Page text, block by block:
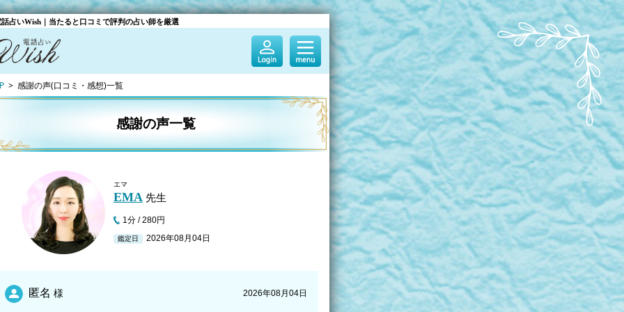
占いWish｜当たると口コミで評判の占い師を厳選
感謝の声(口コミ・感想)一覧
感謝の声一覧
エマ
EMA 先生
1分 / 280円
鑑定日 2026年08月04日
匿名 様 2026年08月04日